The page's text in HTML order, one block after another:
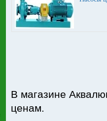
В магазине
ценам.